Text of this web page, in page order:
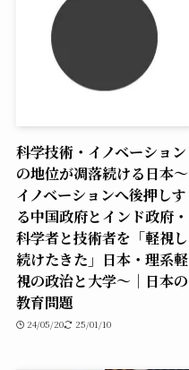
科学技術・イノベーション
の地位が凋落続ける日本〜
イノベーションへ後押しす
る中国政府とインド政府・
科学者と技術者を「軽視し
続けたきた」日本・理系軽
視の政治と大学〜｜日本の
教育問題
24/05/20 25/01/10